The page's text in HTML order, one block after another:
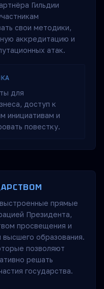
Гильдии
свои методики,
аккредитацию и
атак.
для
доступ к
инициативам и
повестку.
прямые
Президента,
просвещения и
образования.
позволяют
решать
государства.